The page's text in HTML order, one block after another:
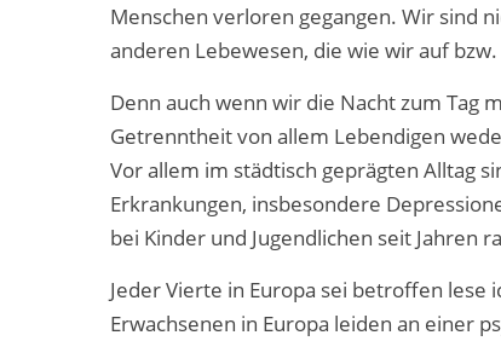
Menschen verloren gegangen. Wir sind
anderen Lebewesen, die wie wir auf
Denn auch wenn wir die Nacht zum Tag
Getrenntheit von allem Lebendigen
Vor allem im städtisch geprägten Alltag
Erkrankungen, insbesondere
bei Kinder und Jugendlichen seit Jahren
Jeder Vierte in Europa sei betroffen lese
Erwachsenen in Europa leiden an einer